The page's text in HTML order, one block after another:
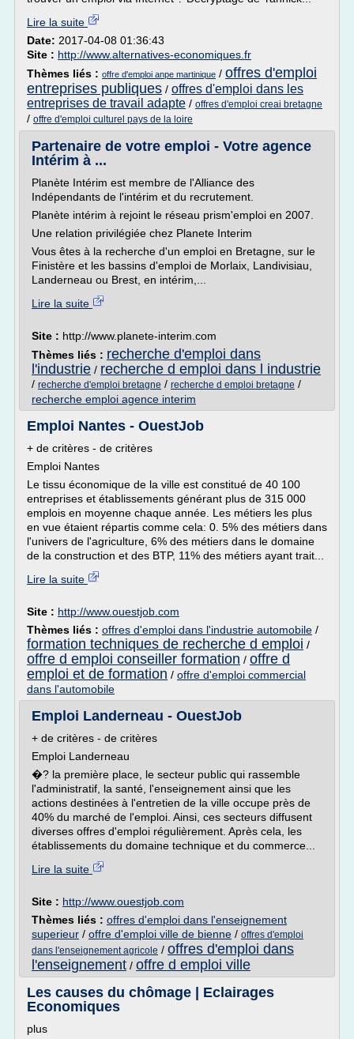
Lire la suite
Date: 2017-04-08 01:36:43
Site : http://www.alternatives-economiques.fr
Thèmes liés : offre d'emploi anpe martinique / offres d'emploi
entreprises publiques / offres d'emploi dans les
entreprises de travail adapte / offres d'emploi creai bretagne
/ offre d'emploi culturel pays de la loire
Partenaire de votre emploi - Votre agence
Intérim à ...
Planète Intérim est membre de l'Alliance des
Indépendants de l'intérim et du recrutement.
Planète intérim à rejoint le réseau prism'emploi en 2007.
Une relation privilégiée chez Planete Interim
Vous êtes à la recherche d'un emploi en Bretagne, sur le
Finistère et les bassins d'emploi de Morlaix, Landivisiau,
Landerneau ou Brest, en intérim,...
Lire la suite
Site : http://www.planete-interim.com
Thèmes liés : recherche d'emploi dans
l'industrie / recherche d emploi dans l industrie
/ recherche d'emploi bretagne / recherche d emploi bretagne /
recherche emploi agence interim
Emploi Nantes - OuestJob
+ de critères - de critères
Emploi Nantes
Le tissu économique de la ville est constitué de 40 100
entreprises et établissements générant plus de 315 000
emplois en moyenne chaque année. Les métiers les plus
en vue étaient répartis comme cela: 0. 5% des métiers dans
l'univers de l'agriculture, 6% des métiers dans le domaine
de la construction et des BTP, 11% des métiers ayant trait...
Lire la suite
Site : http://www.ouestjob.com
Thèmes liés : offres d'emploi dans l'industrie automobile /
formation techniques de recherche d emploi /
offre d emploi conseiller formation / offre d
emploi et de formation / offre d'emploi commercial
dans l'automobile
Emploi Landerneau - OuestJob
+ de critères - de critères
Emploi Landerneau
�? la première place, le secteur public qui rassemble
l'administratif, la santé, l'enseignement ainsi que les
actions destinées à l'entretien de la ville occupe près de
40% du marché de l'emploi. Ainsi, ces secteurs diffusent
diverses offres d'emploi régulièrement. Après cela, les
établissements du domaine technique et du commerce...
Lire la suite
Site : http://www.ouestjob.com
Thèmes liés : offres d'emploi dans l'enseignement
superieur / offre d'emploi ville de bienne / offres d'emploi
dans l'enseignement agricole / offres d'emploi dans
l'enseignement / offre d emploi ville
Les causes du chômage | Eclairages
Economiques
plus